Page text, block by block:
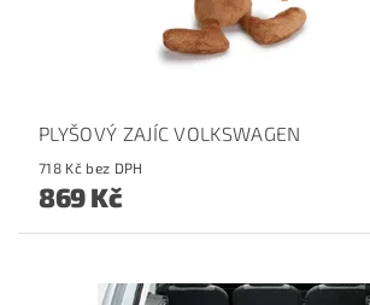
PLYŠOVÝ ZAJÍC VOLKSWAGEN
718 Kč bez DPH
869 Kč